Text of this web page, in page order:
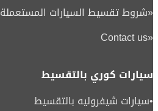
«شروط تقسيط السيارات المستعملة
«
Contact us
سيارات كوري بالتقسيط
•سيارات شيفروليه بالتقسيط